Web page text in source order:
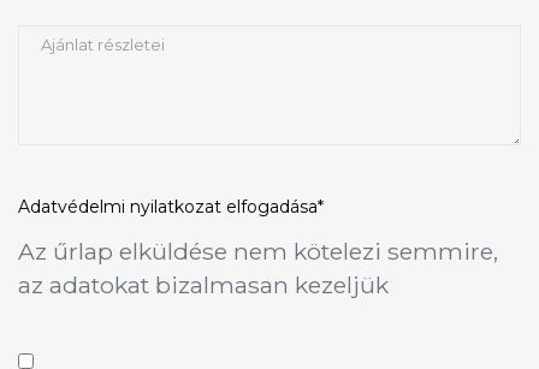
Adatvédelmi nyilatkozat elfogadása*
Az űrlap elküldése nem kötelezi semmire,
az adatokat bizalmasan kezeljük